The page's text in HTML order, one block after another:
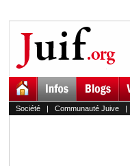
Société| Communauté Juive|